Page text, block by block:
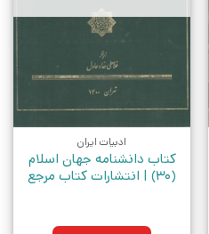
ادبیات ایران
کتاب دانشنامه جهان اسلام
(30) | انتشارات کتاب مرجع